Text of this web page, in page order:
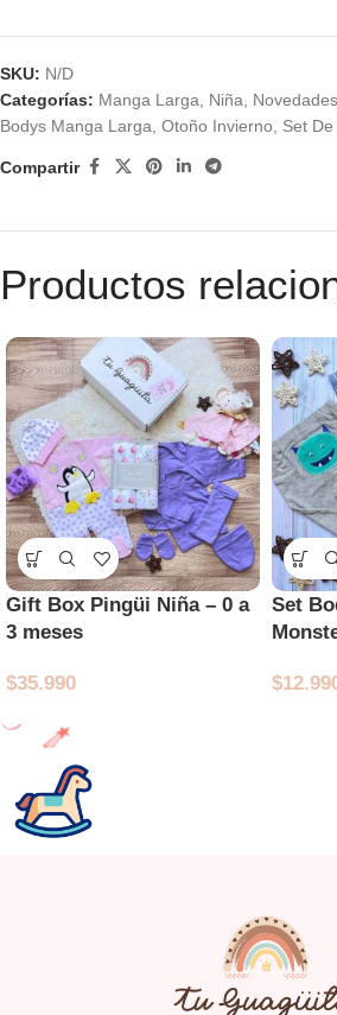
SKU: N/D
Categorías: Manga Larga, Niña, Novedades
Bodys Manga Larga, Otoño Invierno, Set
Compartir
Productos
Gift Box Pingüi Niña – 0 a
3 meses
$35.990
Set
$